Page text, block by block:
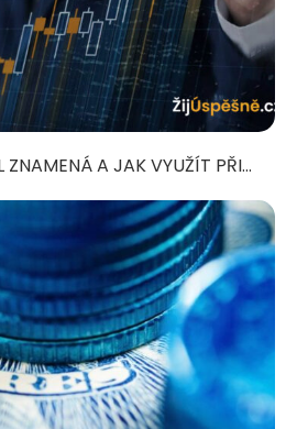
A JAK VYUŽÍT PŘI...